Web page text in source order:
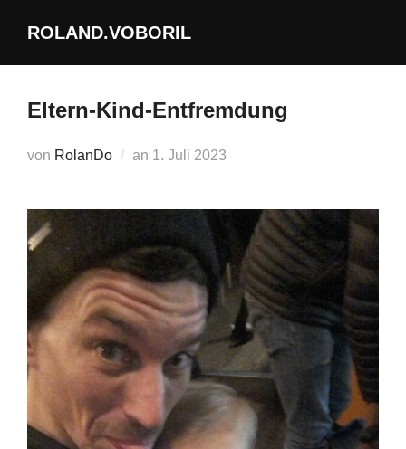
Inhalt
springen
ROLAND.VOBORIL
Eltern-Kind-Entfremdung
von RolanDo an Veröffentlicht
1. Juli 2023